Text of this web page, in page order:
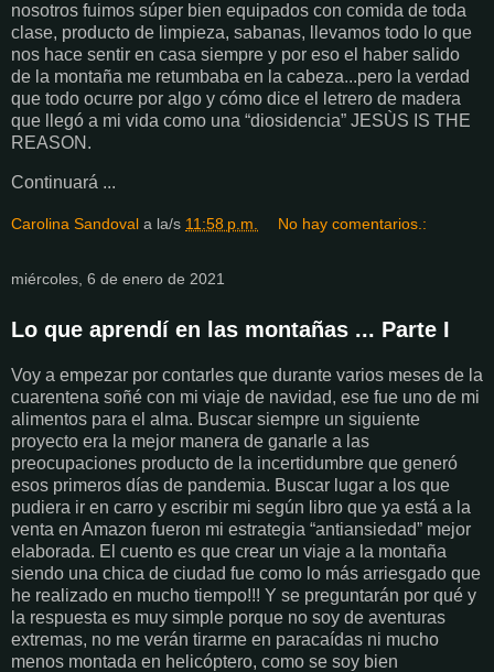
nosotros fuimos súper bien equipados con comida de toda
clase, producto de limpieza, sabanas, llevamos todo lo que
nos hace sentir en casa siempre y por eso el haber salido
de la montaña me retumbaba en la cabeza...pero la verdad
que todo ocurre por algo y cómo dice el letrero de madera
que llegó a mi vida como una “diosidencia” JESÙS IS THE
REASON.
Continuará ...
Carolina Sandoval a la/s 11:58 p.m. No hay comentarios.:
miércoles, 6 de enero de 2021
Lo que aprendí en las montañas ... Parte I
Voy a empezar por contarles que durante varios meses de la
cuarentena soñé con mi viaje de navidad, ese fue uno de mi
alimentos para el alma. Buscar siempre un siguiente
proyecto era la mejor manera de ganarle a las
preocupaciones producto de la incertidumbre que generó
esos primeros días de pandemia. Buscar lugar a los que
pudiera ir en carro y escribir mi según libro que ya está a la
venta en Amazon fueron mi estrategia “antiansiedad” mejor
elaborada. El cuento es que crear un viaje a la montaña
siendo una chica de ciudad fue como lo más arriesgado que
he realizado en mucho tiempo!!! Y se preguntarán por qué y
la respuesta es muy simple porque no soy de aventuras
extremas, no me verán tirarme en paracaídas ni mucho
menos montada en helicóptero, como se soy bien